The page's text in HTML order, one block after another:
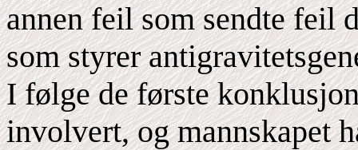
annen feil som sendte feil
som styrer
I følge de første
involvert, og mannskapet